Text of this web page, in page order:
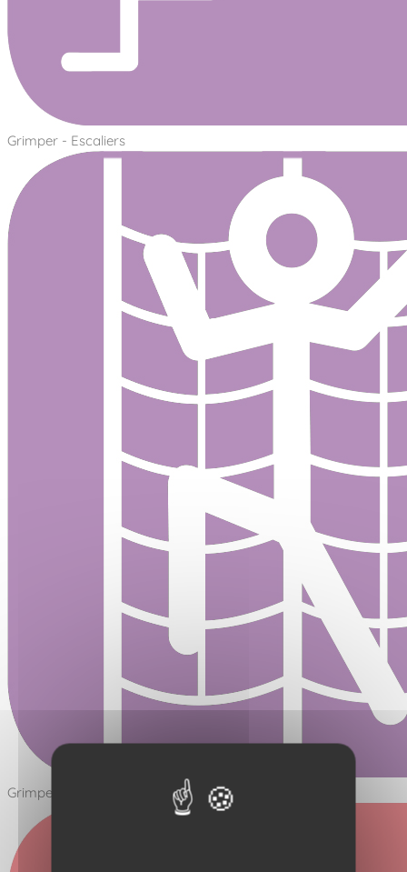
Grimper - Escaliers
Grimper - Filet